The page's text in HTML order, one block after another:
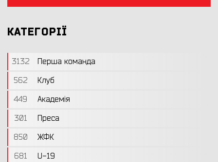
КАТЕГОРІЇ
3132
Перша команда
562
Клуб
449
Академія
301
Преса
850
ЖФК
681
U-19